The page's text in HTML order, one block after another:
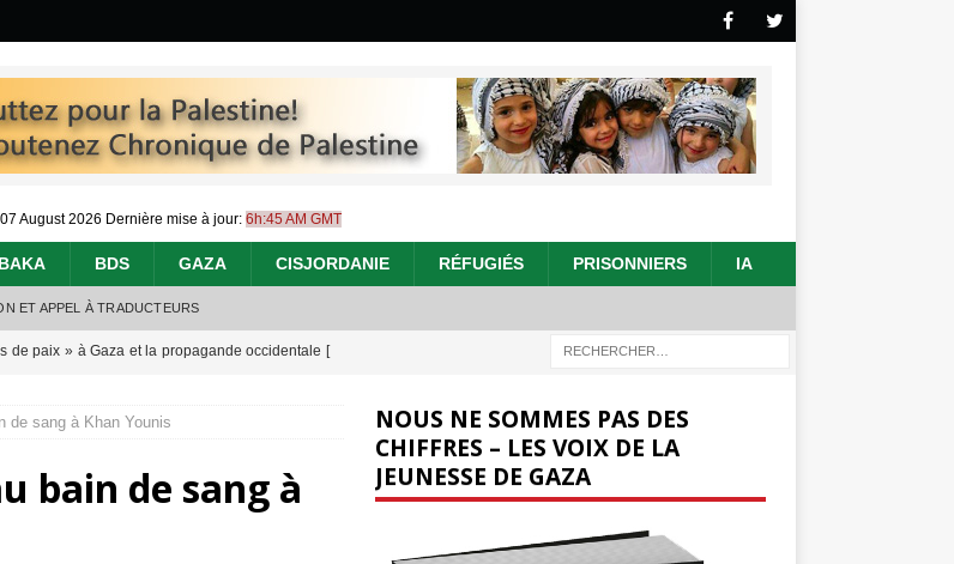
August 2026 Dernière mise à jour: 6h:45 AM GMT
BDS GAZA CISJORDANIE RÉFUGIÉS PRISONNIERS IA
ET APPEL À TRADUCTEURS
de paix » à Gaza et la propagande occidentale [
Gaza au-delà des chiffres
génocide à Gaza [ 4 août 2026 ]
de paix » à Gaza, les Israéliens multiplie les
de sang à Khan Younis
bain de sang à
NOUS NE SOMMES PAS DES
CHIFFRES – LES VOIX DE LA
JEUNESSE DE GAZA